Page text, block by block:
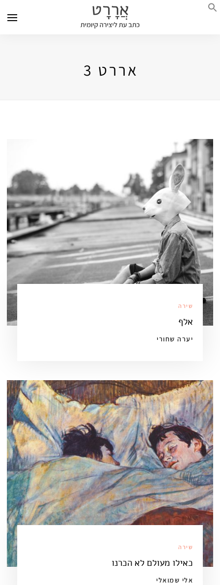
אררט 3
שירה
אלף
יערה שחורי
שירה
כאילו מעולם לא הכרנו
אלי שמואלי